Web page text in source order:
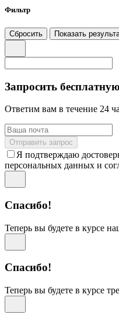
Фильтр
Сбросить Показать
Запросить
Ответим вам в течение 24
Отправить запрос
Я подтверждаю
персональных данных и
Спасибо!
Теперь вы будете в курсе
Спасибо!
Теперь вы будете в курсе